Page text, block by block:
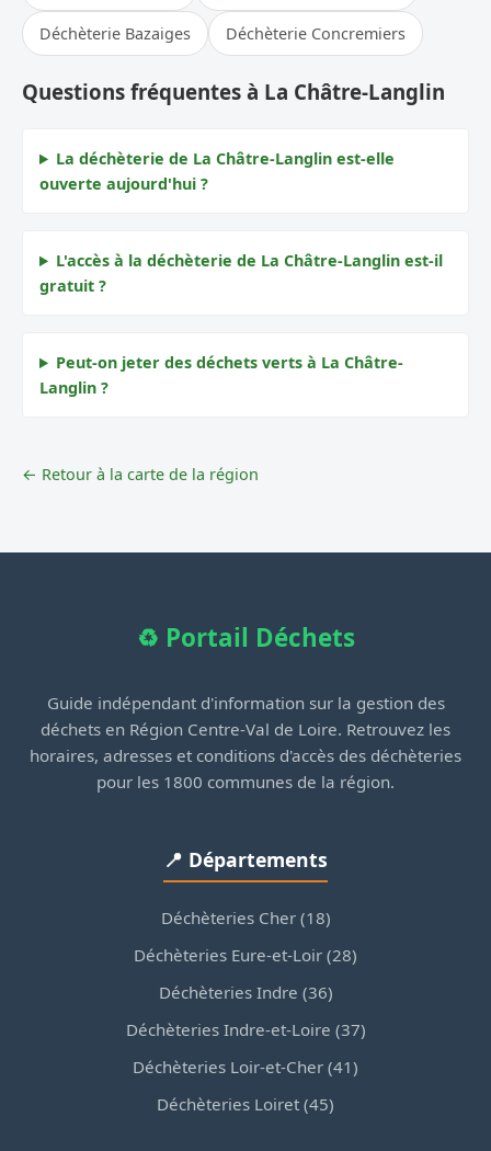
Déchèterie Bazaiges Déchèterie Concremiers
Questions fréquentes à La Châtre-Langlin
La déchèterie de La Châtre-Langlin est-elle
ouverte aujourd'hui ?
L'accès à la déchèterie de La Châtre-Langlin est-il
gratuit ?
Peut-on jeter des déchets verts à La Châtre-
Langlin ?
← Retour à la carte de la région
♻️ Portail Déchets
Guide indépendant d'information sur la gestion des
déchets en Région Centre-Val de Loire. Retrouvez les
horaires, adresses et conditions d'accès des déchèteries
pour les 1800 communes de la région.
📍 Départements
Déchèteries Cher (18)
Déchèteries Eure-et-Loir (28)
Déchèteries Indre (36)
Déchèteries Indre-et-Loire (37)
Déchèteries Loir-et-Cher (41)
Déchèteries Loiret (45)